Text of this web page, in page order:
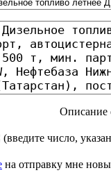
Описание
(введите число,
на отправку мне